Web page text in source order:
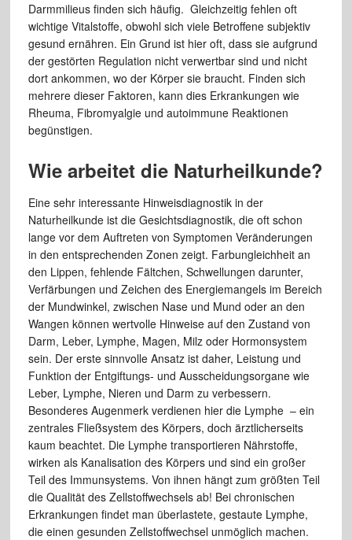
Darmmilieus finden sich häufig. Gleichzeitig fehlen oft
wichtige Vitalstoffe, obwohl sich viele Betroffene subjektiv
gesund ernähren. Ein Grund ist hier oft, dass sie aufgrund
der gestörten Regulation nicht verwertbar sind und nicht
dort ankommen, wo der Körper sie braucht. Finden sich
mehrere dieser Faktoren, kann dies Erkrankungen wie
Rheuma, Fibromyalgie und autoimmune Reaktionen
begünstigen.
Wie arbeitet die Naturheilkunde?
Eine sehr interessante Hinweisdiagnostik in der
Naturheilkunde ist die Gesichtsdiagnostik, die oft schon
lange vor dem Auftreten von Symptomen Veränderungen
in den entsprechenden Zonen zeigt. Farbungleichheit an
den Lippen, fehlende Fältchen, Schwellungen darunter,
Verfärbungen und Zeichen des Energiemangels im Bereich
der Mundwinkel, zwischen Nase und Mund oder an den
Wangen können wertvolle Hinweise auf den Zustand von
Darm, Leber, Lymphe, Magen, Milz oder Hormonsystem
sein. Der erste sinnvolle Ansatz ist daher, Leistung und
Funktion der Entgiftungs- und Ausscheidungsorgane wie
Leber, Lymphe, Nieren und Darm zu verbessern.
Besonderes Augenmerk verdienen hier die Lymphe – ein
zentrales Fließsystem des Körpers, doch ärztlicherseits
kaum beachtet. Die Lymphe transportieren Nährstoffe,
wirken als Kanalisation des Körpers und sind ein großer
Teil des Immunsystems. Von ihnen hängt zum größten Teil
die Qualität des Zellstoffwechsels ab! Bei chronischen
Erkrankungen findet man überlastete, gestaute Lymphe,
die einen gesunden Zellstoffwechsel unmöglich machen.